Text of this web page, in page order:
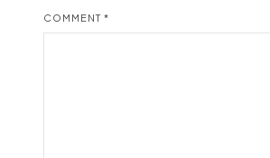
COMMENT*